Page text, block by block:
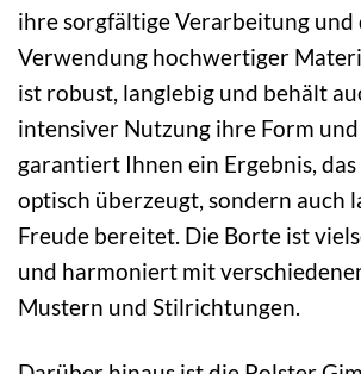
ihre sorgfältige Verarbeitung und
Verwendung hochwertiger
ist robust, langlebig und behält
intensiver Nutzung ihre Form und
garantiert Ihnen ein Ergebnis,
optisch überzeugt, sondern auch
Freude bereitet. Die Borte ist
und harmoniert mit
Mustern und Stilrichtungen.